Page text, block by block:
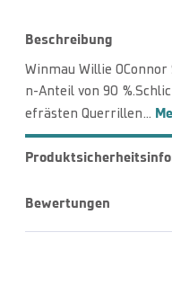
Beschreibung
Winmau Willie
n-Anteil von 90
efrästen Querrillen…
Bewertungen